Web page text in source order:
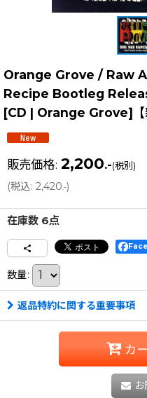
Orange Grove / Raw
Recipe Bootleg
[CD | Orange Grove]【
販売価格: 2,200.-(税別)
(税込: 2,420.-)
在庫数 6点
数量:
返品特約に関する重要事項
カ